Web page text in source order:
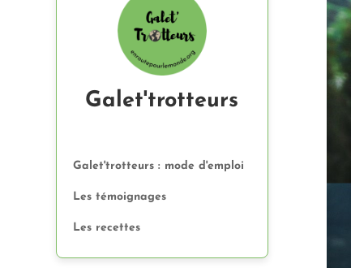
Galet'trotteurs
Galet'trotteurs : mode d'emploi
Les témoignages
Les recettes